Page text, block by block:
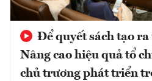
Để quyết sách tạo
Nâng cao hiệu quả tổ
chủ trương phát triển